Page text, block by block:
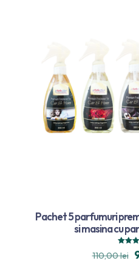
Pachet 5 parfumuri
si masina cu
Evaluat
la
110,00lei